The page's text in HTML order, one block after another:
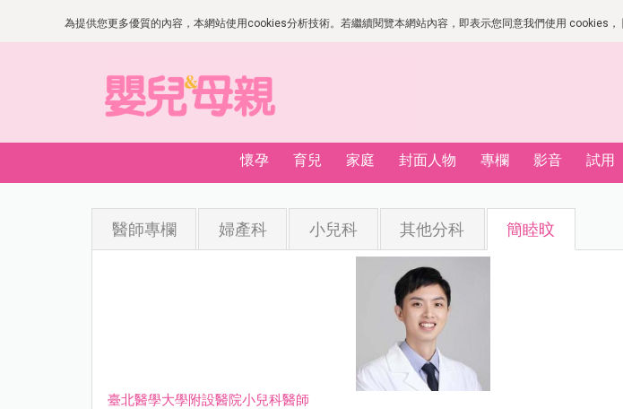
為提供您更多優質的內容，本網站使用cookies分析技術。若繼續閱覽本網站內容，即表示您同意我們使用 cookies
懷孕 育兒 家庭 封面人物 專欄 影音 試用
醫師專欄 婦產科 小兒科 其他分科 簡睦旼
臺北醫學大學附設醫院小兒科醫師